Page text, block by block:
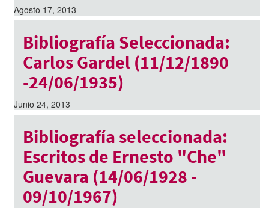
Agosto 17, 2013
Bibliografía Seleccionada:
Carlos Gardel (11/12/1890
-24/06/1935)
Junio 24, 2013
Bibliografía seleccionada:
Escritos de Ernesto "Che"
Guevara (14/06/1928 -
09/10/1967)